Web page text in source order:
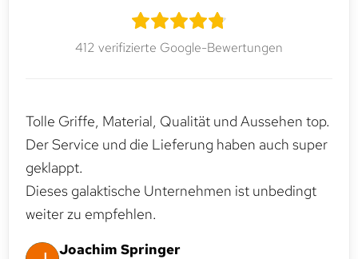
412 verifizierte Google-Bewertungen
Tolle Griffe, Material, Qualität und Aussehen top.
Der Service und die Lieferung haben auch super
geklappt.
Dieses galaktische Unternehmen ist unbedingt
weiter zu empfehlen.
Joachim Springer